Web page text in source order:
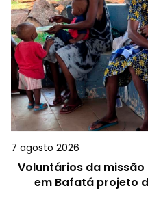
7 agosto 2026
Voluntários da
em Bafatá projeto